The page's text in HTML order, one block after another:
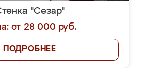
"Сезар"
от 28 000 руб.
ПОДРОБНЕЕ